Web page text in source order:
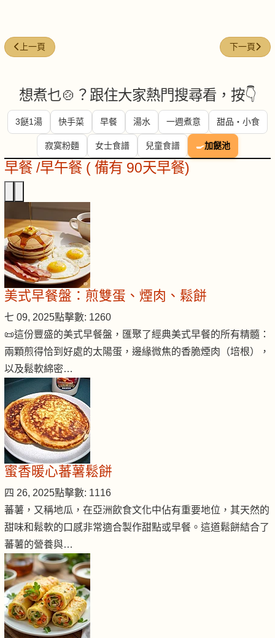
上一篇文章: 每週煮意 (#35)
上一頁 下一篇文
下一頁
想煮乜🍲？跟住大家熱門搜尋看，按👇
3餸1湯 快手菜 早餐 湯水 一週煮意 甜品・小食
寂寞粉麵 女士食譜 兒童食譜 🍳加餸池
早餐 /早午餐 ( 備有 90天早餐)
美式早餐盤：煎雙蛋、煙肉、鬆餅
七 09, 2025點擊數: 1260
📜這份豐盛的美式早餐盤，匯聚了經典美式早餐的所有精髓：
兩顆煎得恰到好處的太陽蛋，邊緣微焦的香脆煙肉（培根），
以及鬆軟綿密…
蜜香暖心蕃薯鬆餅
四 26, 2025點擊數: 1116
蕃薯，又稱地瓜，在亞洲飲食文化中佔有重要地位，其天然的
甜味和鬆軟的口感非常適合製作甜點或早餐。這道鬆餅結合了
蕃薯的營養與…